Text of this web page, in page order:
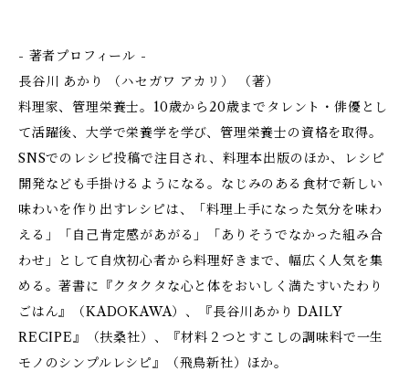
- 著者プロフィール -
長谷川 あかり （ハセガワ アカリ） （著）
料理家、管理栄養士。10歳から20歳までタレント・俳優とし
て活躍後、大学で栄養学を学び、管理栄養士の資格を取得。
SNSでのレシピ投稿で注目され、料理本出版のほか、レシピ
開発なども手掛けるようになる。なじみのある食材で新しい
味わいを作り出すレシピは、「料理上手になった気分を味わ
える」「自己肯定感があがる」「ありそうでなかった組み合
わせ」として自炊初心者から料理好きまで、幅広く人気を集
める。著書に『クタクタな心と体をおいしく満たすいたわり
ごはん』（KADOKAWA）、『長谷川あかり DAILY
RECIPE』（扶桑社）、『材料２つとすこしの調味料で一生
モノのシンプルレシピ』（飛鳥新社）ほか。